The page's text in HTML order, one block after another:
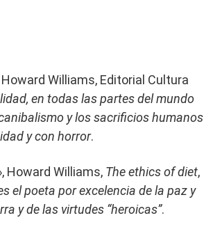
Howard Williams, Editorial Cultura
en todas las partes del mundo
y los sacrificios humanos
y con horror.
Howard Williams, The ethics of diet,
el poeta por excelencia de la paz y
y de las virtudes “heroicas”.